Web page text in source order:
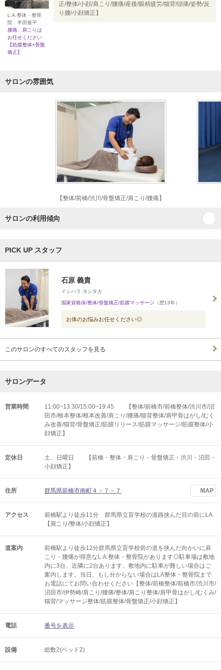
L.A.整体・整骨
院 半田俊平
腰痛、肩こりは
お任せください
【筋膜整体×骨盤
矯正】
正/整体/小顔/肩こり/腰痛/産後/眼精疲労/猫背/頭痛/姿勢/反
り腰/小顔矯正】
サロンの雰囲気
【整体/前橋/渋川/骨盤矯正/肩こり/腰痛】
サロンの利用傾向
PICK UP スタッフ
石原 義貴
イシハラ ヨシタカ
国家資格保/整体/骨盤矯正/筋膜マッサージ （歴13年）
お体のお悩みお任せください◎
このサロンのすべてのスタッフを見る
サロンデータ
営業時間
11:00~13:30/15:00~19.45 【整体/前橋市/前橋整体/渋川市/沼
田市/根本整体/根本改善/肩こり/腰痛/猫背整体/肩甲骨はがし/むく
み改善/猫背/骨盤矯正/筋膜リリース/筋膜マッサージ/筋膜整体/小
顔矯正】
定休日
土、日曜日 【前橋・整体・肩こり・骨盤矯正・渋川・沼田・
小顔矯正】
住所 群馬県前橋市南町４－７－７ MAP
アクセス
前橋駅より徒歩11分 群馬県立盲学校の道路挟んだ目の前にLA
【肩こり/整体/小顔矯正】
道案内
前橋駅より徒歩12分群馬県立盲学校前の道を挟んだ向かいに肩
こり・腰痛が得意なL.A.整体・整骨院があります◎駐車場は敷地
内に3台、近隣に2台あります。敷地内に駐車が難しい場合はご
案内します。当日、もし分からない場合はLA整体・整骨院まで
お電話にてお問い合わせください【整体/前橋整体/前橋市/渋川市/
沼田市/伊勢崎/肩こり/腰痛/整体/肩こり整体/肩甲骨はがし/むくみ/
猫背/マッサージ整体/筋膜整体/骨盤矯正/小顔矯正】
電話 番号を表示
設備 総数2(ベッド2)